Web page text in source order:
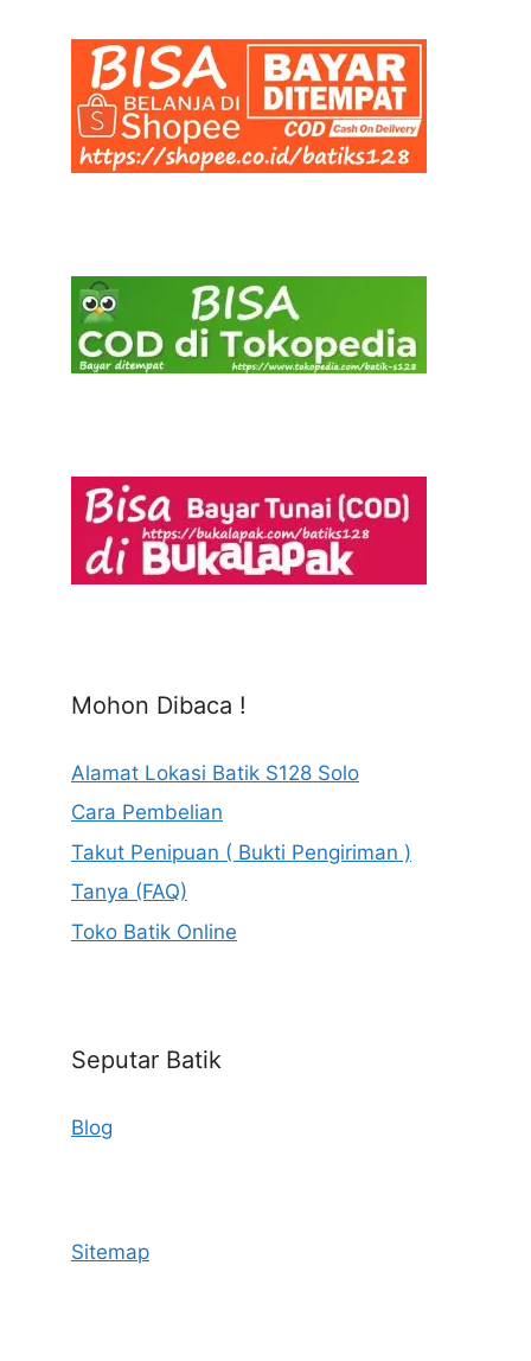
Mohon Dibaca !
Alamat Lokasi Batik S128 Solo
Cara Pembelian
Takut Penipuan ( Bukti Pengiriman )
Tanya (FAQ)
Toko Batik Online
Seputar Batik
Blog
Sitemap